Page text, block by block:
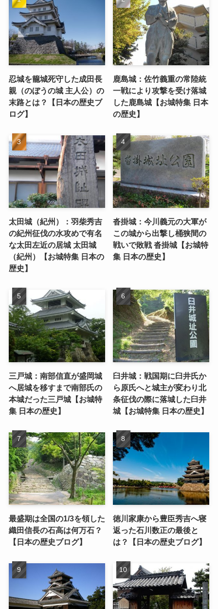
忍城を籠城死守した成田長
親（のぼうの城 主人公）の
末路とは？【日本の歴史ブ
ログ】
鹿島城：佐竹義重の常陸統
一戦により攻撃を受け落城
した鹿島城【お城特集 日本
の歴史】
太田城（紀州）：羽柴秀吉
の紀州征伐の水攻めで有名
な太田左近の居城 太田城
（紀州）【お城特集 日本の
歴史】
沓掛城：今川義元の大軍が
この城から出撃し桶狭間の
戦いで敗戦 沓掛城【お城特
集 日本の歴史】
三戸城：南部信直が盛岡城
へ居城を移すまで南部氏の
本城だった三戸城【お城特
集 日本の歴史】
臼井城：戦国期に臼井氏か
ら原氏へと城主が変わり北
条征伐の際に落城した臼井
城【お城特集 日本の歴史】
最盛期は全国の1/3を領した
織田信長の石高は何万石？
【日本の歴史ブログ】
徳川家康から豊臣秀吉へ寝
返った石川数正の最後と
は？【日本の歴史ブログ】